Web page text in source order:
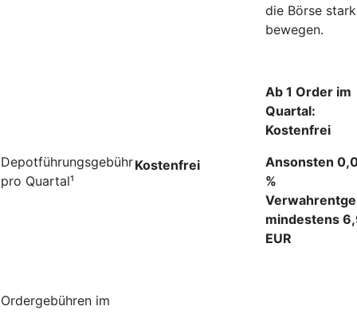
die Börse stark
bewegen.
Depotführungsgebühr
pro Quartal¹
Kostenfrei
Ab 1 Order im
Quartal:
Kostenfrei
Ansonsten
%
mindestens
EUR
Ordergebühren im